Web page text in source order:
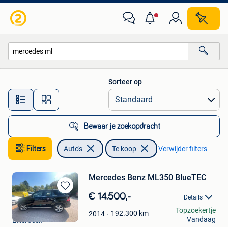
Alle afstanden…
Sorteer op
Bewaar je zoekopdracht
Filters Auto's Te koop Verwijder filters
Bewaren
in
Mijn
Favorieten
Mercedes Benz ML350 BlueTEC
€ 14.500,- Details
2014 192.300 km
mate
Etterbeek
Topzoekertje
Vandaag